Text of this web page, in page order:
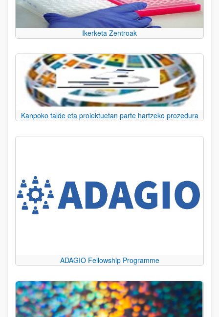
Ikerketa Zentroak
Kanpoko talde eta proiektuetan parte hartzeko prozedura
ADAGIO Fellowship Programme